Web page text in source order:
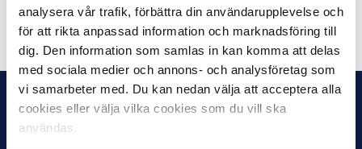
analysera vår trafik, förbättra din användarupplevelse och
för att rikta anpassad information och marknadsföring till
dig. Den information som samlas in kan komma att delas
med sociala medier och annons- och analysföretag som
vi samarbeter med. Du kan nedan välja att acceptera alla
cookies eller välja vilka cookies som du vill ska
användas.
Dela på Twitter